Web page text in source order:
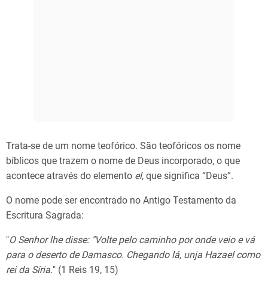
Trata-se de um nome teofórico. São teofóricos os nome
bíblicos que trazem o nome de Deus incorporado, o que
acontece através do elemento el, que significa “Deus”.
O nome pode ser encontrado no Antigo Testamento da
Escritura Sagrada:
"O Senhor lhe disse: "Volte pelo caminho por onde veio e vá
para o deserto de Damasco. Chegando lá, unja Hazael como
rei da Síria." (1 Reis 19, 15)